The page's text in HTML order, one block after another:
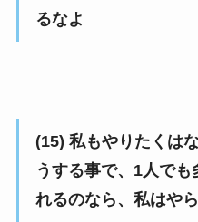
るなよ
(15) 私もやりたくは
うする事で、1人で
れるのなら、私はや